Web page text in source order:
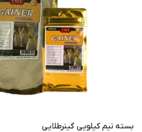
بسته نیم کیلویی گینرطلایی